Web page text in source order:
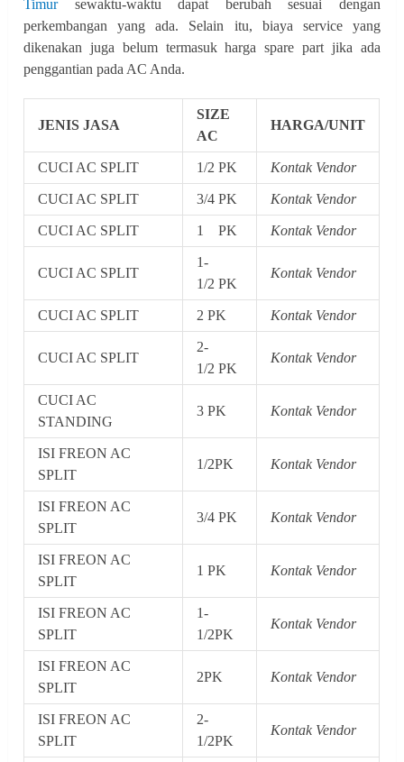
Timursewaktu-waktu dapat berubah sesuai dengan
perkembangan yang ada. Selain itu, biaya service yang
dikenakan juga belum termasuk harga spare part jika ada
penggantian pada AC Anda.
JENIS JASA
SIZE
AC
HARGA/UNIT
CUCI AC SPLIT 1/2 PK Kontak Vendor
CUCI AC SPLIT 3/4 PK Kontak Vendor
CUCI AC SPLIT 1 PK Kontak Vendor
CUCI AC SPLIT
1-
1/2 PK
Kontak Vendor
CUCI AC SPLIT 2 PK Kontak Vendor
CUCI AC SPLIT
2-
1/2 PK
Kontak Vendor
CUCI AC
STANDING
3 PK Kontak Vendor
ISI FREON AC
SPLIT
1/2PK Kontak Vendor
ISI FREON AC
SPLIT
3/4 PK Kontak Vendor
ISI FREON AC
SPLIT
1 PK Kontak Vendor
ISI FREON AC
SPLIT
1-
1/2PK
Kontak Vendor
ISI FREON AC
SPLIT
2PK Kontak Vendor
ISI FREON AC
SPLIT
2-
1/2PK
Kontak Vendor